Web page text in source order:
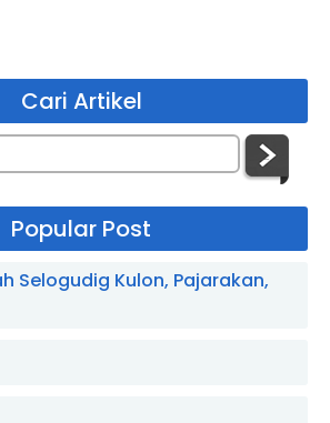
Cari Artikel
Popular Post
Selogudig Kulon, Pajarakan,